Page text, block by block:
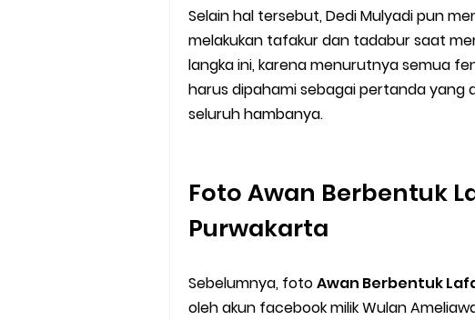
Cara Menghubungi CS Lalamove dan
Cara Mengatasi Aplikasi Gojek
Selain hal tersebut, Dedi Mulyadi pun
melakukan tafakur dan tadabur saat
langka ini, karena menurutnya semua
harus dipahami sebagai pertanda yang
seluruh hambanya.
Foto Awan Berbentuk
Purwakarta
Sebelumnya, fotoAwan Berbentuk
oleh akun facebook milik Wulan